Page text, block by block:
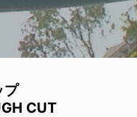
プ
CUT